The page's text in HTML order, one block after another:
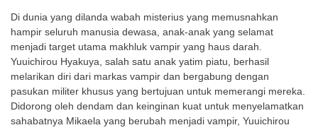
Di dunia yang dilanda wabah misterius yang memusnahkan
hampir seluruh manusia dewasa, anak-anak yang selamat
menjadi target utama makhluk vampir yang haus darah.
Yuuichirou Hyakuya, salah satu anak yatim piatu, berhasil
melarikan diri dari markas vampir dan bergabung dengan
pasukan militer khusus yang bertujuan untuk memerangi mereka.
Didorong oleh dendam dan keinginan kuat untuk menyelamatkan
sahabatnya Mikaela yang berubah menjadi vampir, Yuuichirou